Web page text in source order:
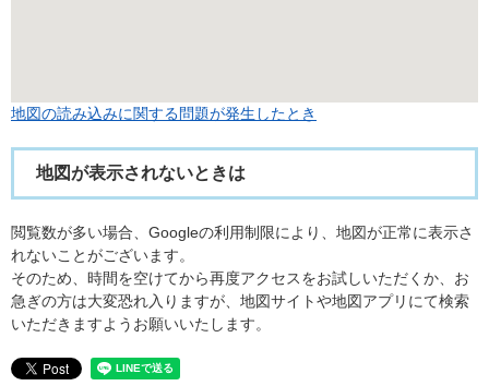
地図の読み込みに関する問題が発生したとき
地図が表示されないときは
閲覧数が多い場合、Googleの利用制限により、地図が正常に表示さ
れないことがございます。
そのため、時間を空けてから再度アクセスをお試しいただくか、お
急ぎの方は大変恐れ入りますが、地図サイトや地図アプリにて検索
いただきますようお願いいたします。